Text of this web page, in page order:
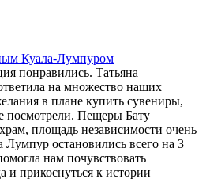
Куала-Лумпуром
понравились. Татьяна
на множество наших
в плане купить сувениры,
посмотрели. Пещеры Бату
площадь независимости очень
остановились всего на 3
нам почувствовать
и прикоснуться к истории